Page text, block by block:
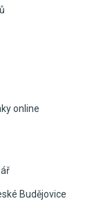
online
Budějovice